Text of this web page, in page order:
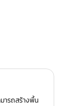
ารถสร้างพื้น